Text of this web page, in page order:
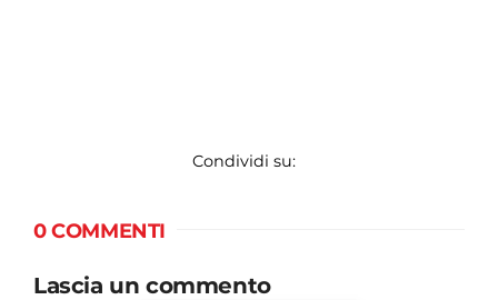
Condividi su:
0 COMMENTI
Lascia un commento